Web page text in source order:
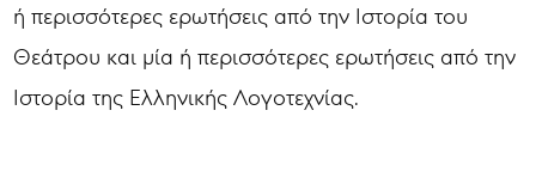
ή περισσότερες ερωτήσεις από την Ιστορία του
Θεάτρου και μία ή περισσότερες ερωτήσεις από την
Ιστορία της Ελληνικής Λογοτεχνίας.